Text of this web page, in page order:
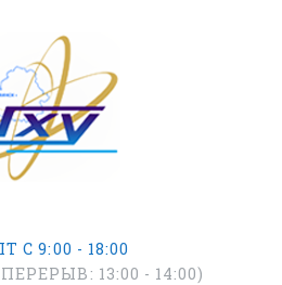
С 9:00 - 18:00
13:00 - 14:00)